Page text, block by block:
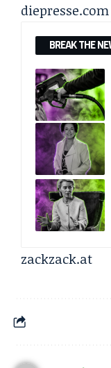
diepresse.com
BREAK THE
zackzack.at